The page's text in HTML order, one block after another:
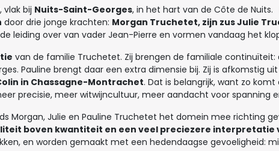
, vlak bij Nuits-Saint-Georges, in het hart van de Côte de Nuits.
door drie jonge krachten: Morgan Truchetet, zijn zus Julie
leiding over van vader Jean-Pierre en vormen vandaag het
van de familie Truchetet. Zij brengen de familiale
Pauline brengt daar een extra dimensie bij. Zij is afkomstig
in Chassagne-Montrachet. Dat is belangrijk, want zo
precisie, meer witwijncultuur, meer aandacht voor spanning
Morgan, Julie en Pauline Truchetet het domein mee richting
boven kwantiteit en een veel preciezere interpretatie
en worden gemaakt met een hedendaagse gevoeligheid: